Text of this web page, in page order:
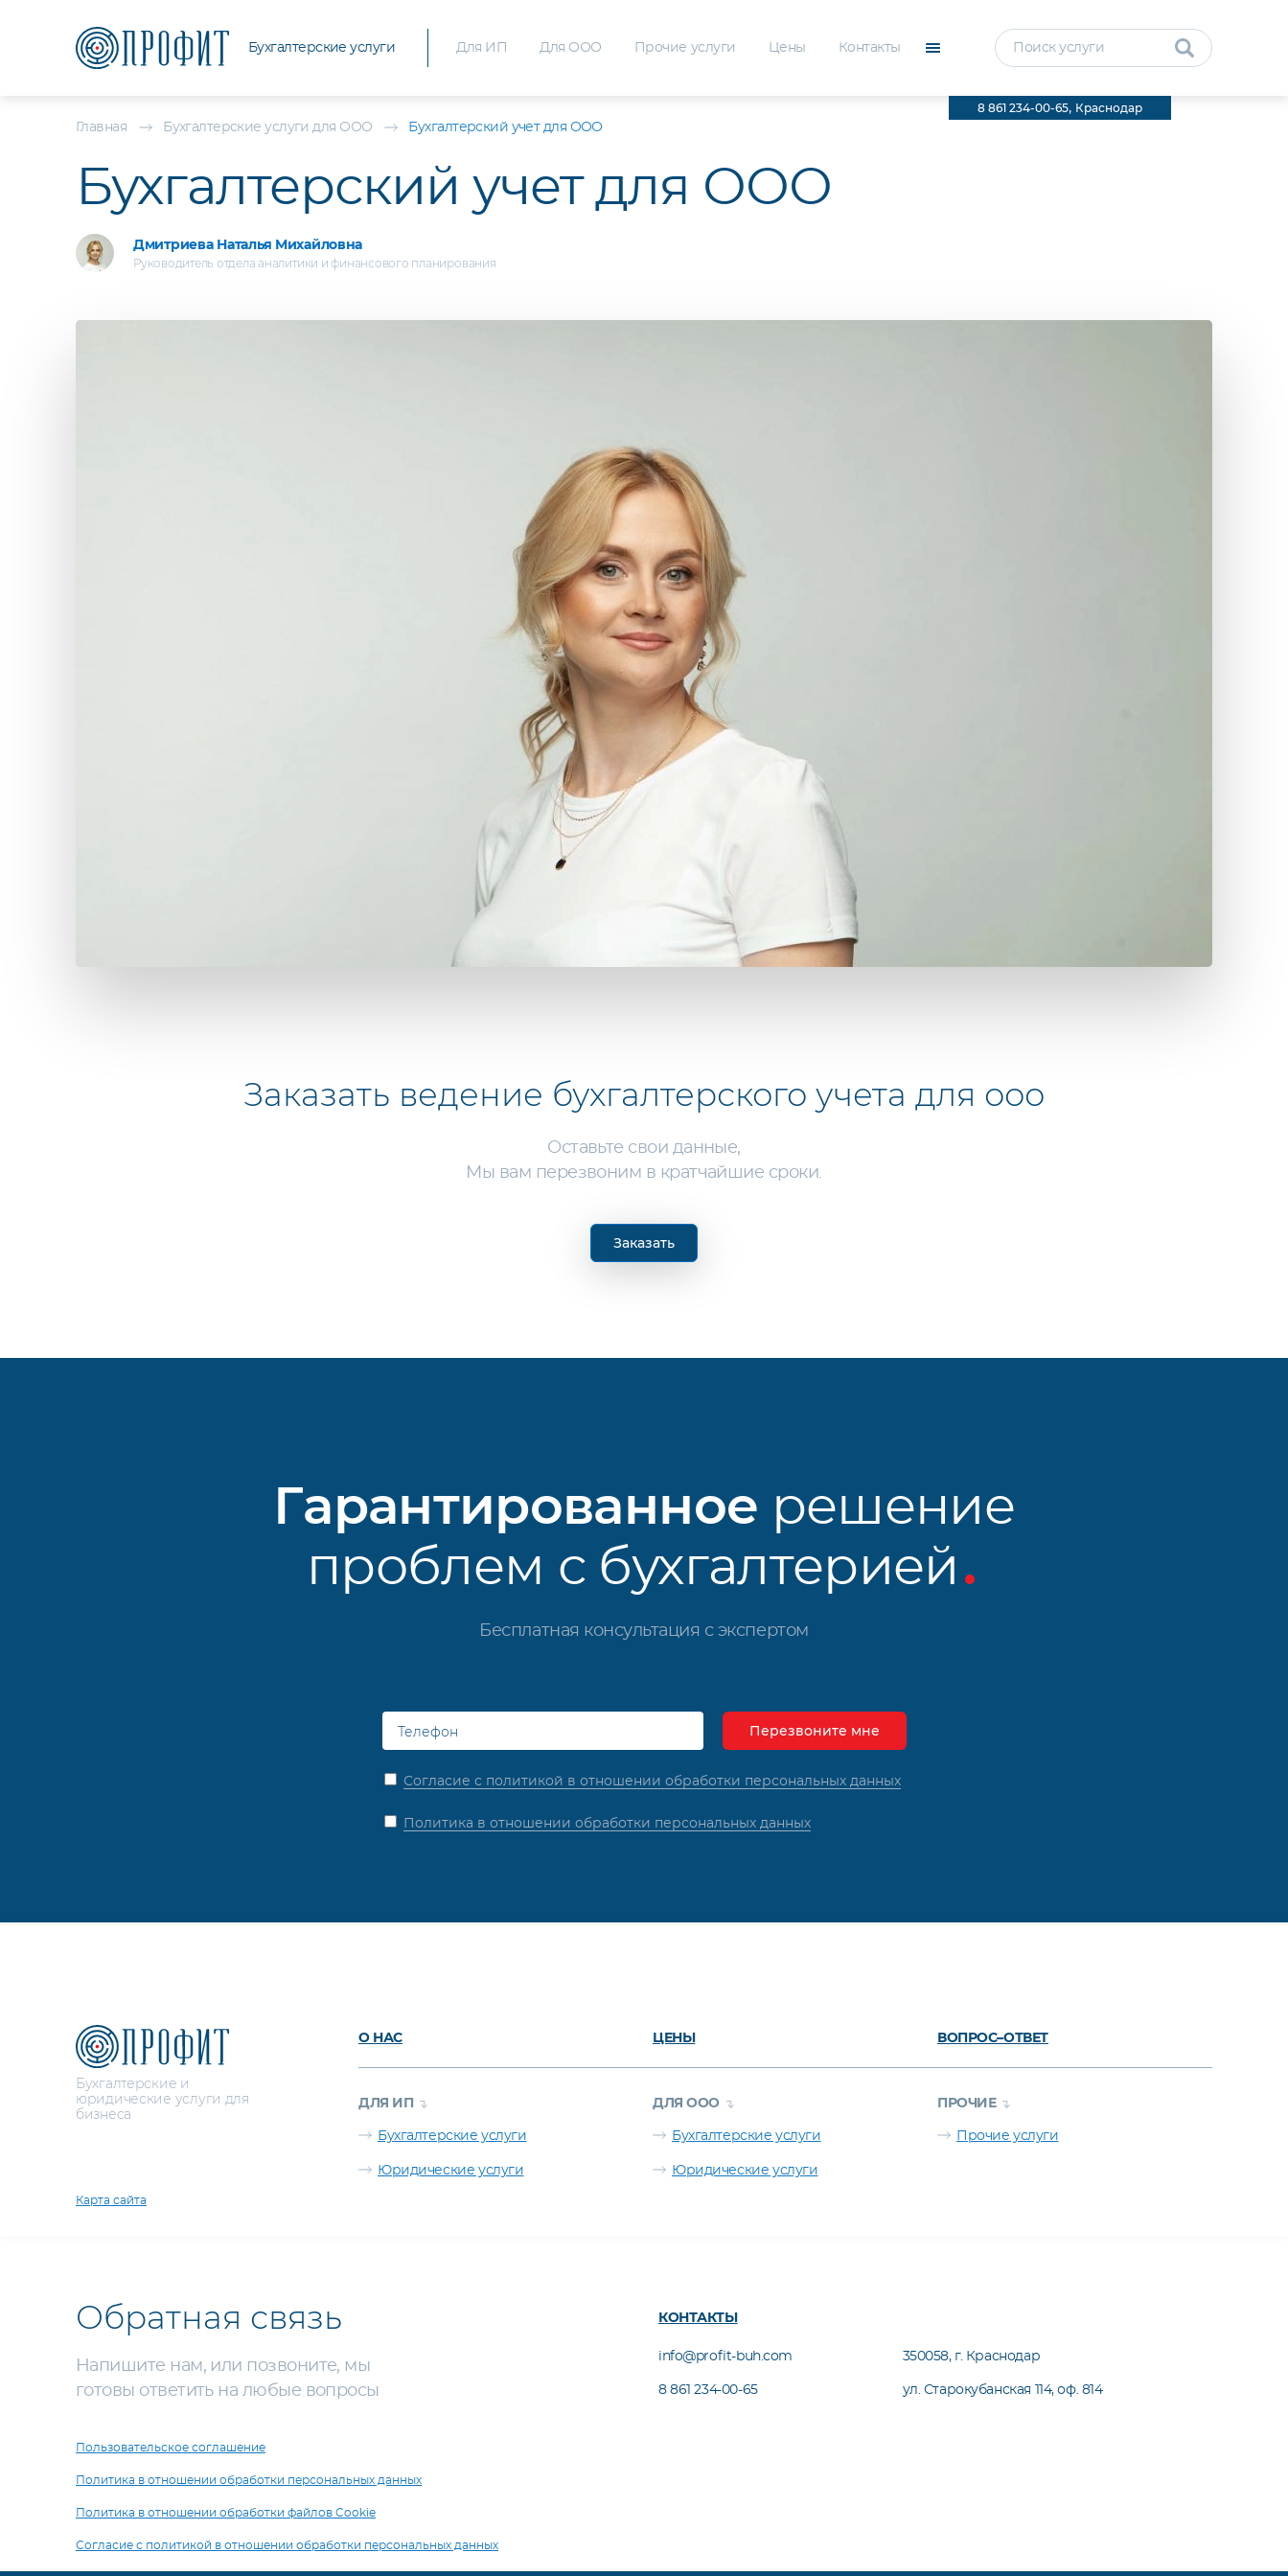
Бухгалтерские услуги Для ИП Для ООО Прочие услуги Цены Контакты Поиск услуги
8 861 234-00-65, Краснодар
Главная Бухгалтерские услуги для ООО Бухгалтерский учет для ООО
Бухгалтерский учет для ООО
Дмитриева Наталья Михайловна
Руководитель отдела аналитики и финансового планирования
Заказать ведение бухгалтерского учета для ооо
Оставьте свои данные,
Мы вам перезвоним в кратчайшие сроки.
Заказать
Гарантированное решение
проблем с бухгалтерией
Бесплатная консультация с экспертом
Согласие с политикой в отношении обработки персональных данных
Политика в отношении обработки персональных данных
Бухгалтерские и
юридические услуги для
бизнеса
Карта сайта
О НАС ЦЕНЫ ВОПРОС–ОТВЕТ
ДЛЯ ИП
Бухгалтерские услуги
Юридические услуги
ДЛЯ ООО
Бухгалтерские услуги
Юридические услуги
ПРОЧИЕ
Прочие услуги
Обратная связь
Напишите нам, или позвоните, мы
готовы ответить на любые вопросы
КОНТАКТЫ
info@profit-buh.com
8 861 234-00-65
350058, г. Краснодар
ул. Старокубанская 114, оф. 814
Пользовательское соглашение
Политика в отношении обработки персональных данных
Политика в отношении обработки файлов Cookie
Согласие с политикой в отношении обработки персональных данных